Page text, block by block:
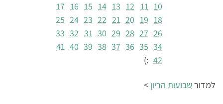
10
11
12
13
14
15
16
17
18
19
20
21
22
23
24
25
26
27
28
29
30
31
32
33
34
35
36
37
38
39
40
41
42
:)
למדורשבועות הריון >